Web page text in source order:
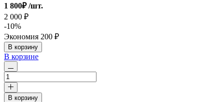
1 800₽/шт.
2 000 ₽
-10%
Экономия 200 ₽
В корзину
В корзине
В корзину